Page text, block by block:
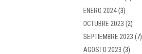
ENERO 2024(3)
OCTUBRE 2023 (2)
SEPTIEMBRE 2023 (7)
AGOSTO 2023 (3)